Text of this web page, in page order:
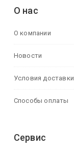
О нас
О компании
Новости
Условия доставки
Способы оплаты
Сервис